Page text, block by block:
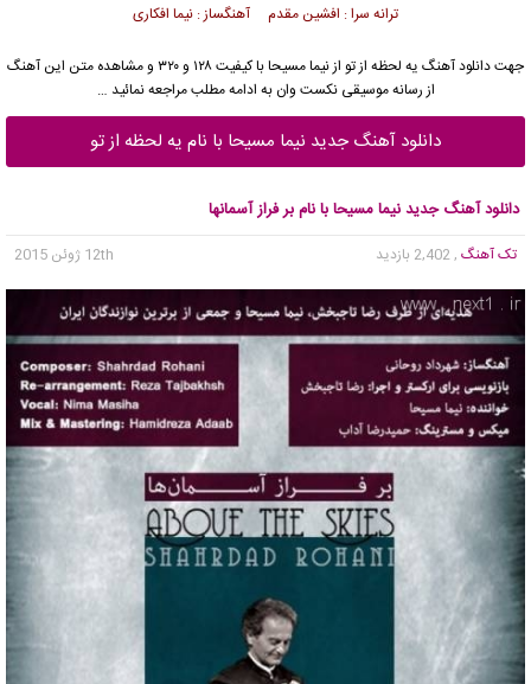
ترانه سرا : افشین مقدم آهنگساز : نیما افکاری
جهت دانلود آهنگ یه لحظه از تو ازنیما مسیحا
با کیفیت ۱۲۸ و ۳۲۰ و مشاهده متن این آهنگ
از رسانه موسیقی نکست وان به ادامه مطلب مراجعه نمائید …
دانلود آهنگ جدید نیما مسیحا با نام یه لحظه از تو
دانلود آهنگ جدید نیما مسیحا با نام بر فراز آسمانها
تک آهنگ , 2,402 بازدید 12th ژوئن 2015